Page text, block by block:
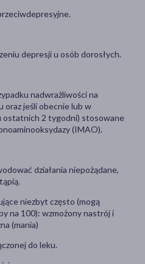
depresji u osób dorosłych.
nadwrażliwości na
oraz jeśli obecnie lub w
ostatnich 2 tygodni) stosowane
(IMAO).
działania niepożądane,
niezbyt często (mogą
na 100): wzmożony nastrój i
(mania)
do leku.